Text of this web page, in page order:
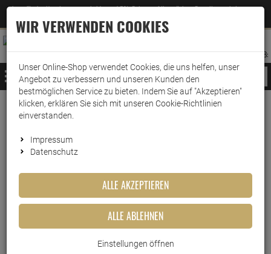
Jetzt für den Newsletter entscheiden und 5% Rabatt auf Ihre nächste Bestellung erhalten
–Zum Newsletter
ANMELDEN
AUFKLAPPEN
MERKZETTEL
WARENKORB:
MENÜ
Echte
EINLOGGEN UND BEWERTUNG SCHREIBEN
WIR VERWENDEN COOKIES
Unser Online-Shop verwendet Cookies, die uns helfen, unser
Angebot zu verbessern und unseren Kunden den
bestmöglichen Service zu bieten. Indem Sie auf "Akzeptieren"
klicken, erklären Sie sich mit unseren Cookie-Richtlinien
einverstanden.
Impressum
Datenschutz
ALLE AKZEPTIEREN
ALLE ABLEHNEN
Einstellungen öffnen